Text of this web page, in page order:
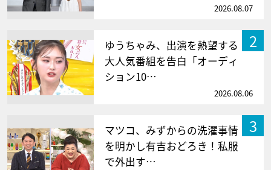
2026.08.07
2
ゆうちゃみ、出演を熱望する
大人気番組を告白「オーディ
ション10…
2026.08.06
3
マツコ、みずからの洗濯事情
を明かし有吉おどろき！私服
で外出す…